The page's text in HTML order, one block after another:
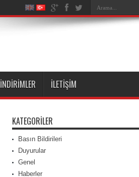
İNDIRIMLER İLETIŞIM
KATEGORILER
Basın Bildirileri
Duyurular
Genel
Haberler